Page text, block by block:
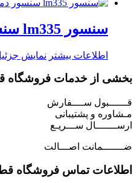
سنسور lm335 سنسور دما 3 پایه
اطلاعات بیشتر نمایش
بخشی از خدمات فروشگاه
قــــــبول ســــفارش
مـشاوره و پشتیبانی
ارســـــــال ســـریـع
ضـــــــمانت اصـــالت
اطلاعات تماس فروشگاه